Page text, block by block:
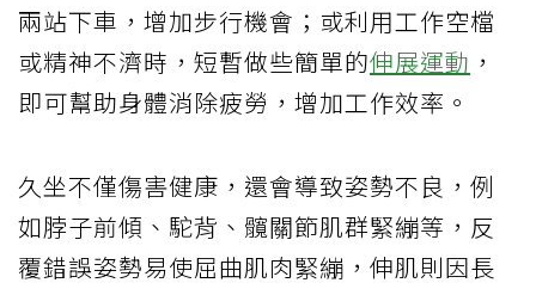
兩站下車，增加步行機會；或利用工作空檔
或精神不濟時，短暫做些簡單的伸展運動 ，
即可幫助身體消除疲勞，增加工作效率。
久坐不僅傷害健康，還會導致姿勢不良，例
如脖子前傾、駝背、髖關節肌群緊繃等，反
覆錯誤姿勢易使屈曲肌肉緊繃，伸肌則因長